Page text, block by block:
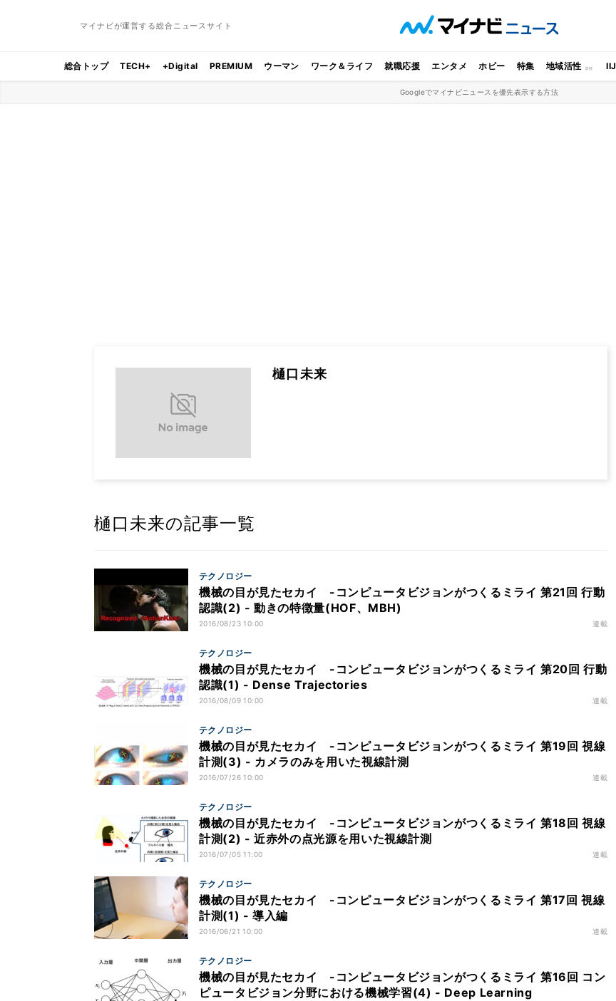
マイナビが運営する総合ニュースサイト
総合トップ TECH+ +Digital PREMIUM ウーマン ワーク＆ライフ 就職応援 エンタメ ホビー 特集 地域活性 IIJ
Googleでマイナビニュースを優先表示する方法
樋口未来
樋口未来の記事一覧
テクノロジー
機械の目が見たセカイ -コンピュータビジョンがつくるミライ 第21回 行動
認識(2) - 動きの特徴量(HOF、MBH)
2016/08/23 10:00 連載
テクノロジー
機械の目が見たセカイ -コンピュータビジョンがつくるミライ 第20回 行動
認識(1) - Dense Trajectories
2016/08/09 10:00 連載
テクノロジー
機械の目が見たセカイ -コンピュータビジョンがつくるミライ 第19回 視線
計測(3) - カメラのみを用いた視線計測
2016/07/26 10:00 連載
テクノロジー
機械の目が見たセカイ -コンピュータビジョンがつくるミライ 第18回 視線
計測(2) - 近赤外の点光源を用いた視線計測
2016/07/05 11:00 連載
テクノロジー
機械の目が見たセカイ -コンピュータビジョンがつくるミライ 第17回 視線
計測(1) - 導入編
2016/06/21 10:00 連載
テクノロジー
機械の目が見たセカイ -コンピュータビジョンがつくるミライ 第16回 コン
ピュータビジョン分野における機械学習(4) - Deep Learning